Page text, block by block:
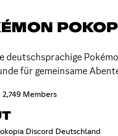
deutschsprachige
für gemeinsame
2,749 Members
Discord Deutschland